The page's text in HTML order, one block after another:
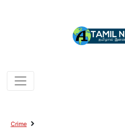
Crime